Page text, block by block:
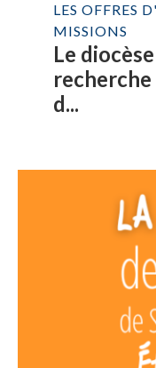
LES OFFRES
MISSIONS
Le
d...